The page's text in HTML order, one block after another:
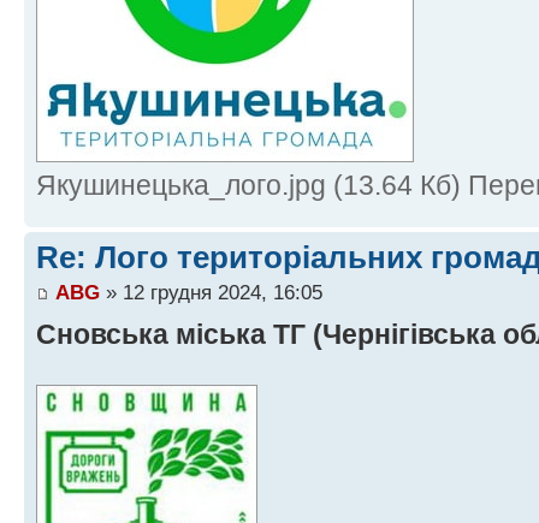
Якушинецька_лого.jpg (13.64 Кб)
Re: Лого територіальних
ABG » 12 грудня 2024, 16:05
Сновська міська ТГ (Чернігівська